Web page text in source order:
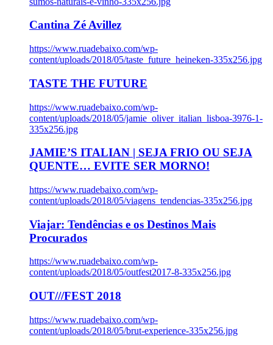
Cantina Zé Avillez
https://www.ruadebaixo.com/wp-
content/uploads/2018/05/taste_future_heineken-335x256.jpg
TASTE THE FUTURE
https://www.ruadebaixo.com/wp-
content/uploads/2018/05/jamie_oliver_italian_lisboa-3976-1-
335x256.jpg
JAMIE’S ITALIAN | SEJA FRIO OU SEJA
QUENTE… EVITE SER MORNO!
https://www.ruadebaixo.com/wp-
content/uploads/2018/05/viagens_tendencias-335x256.jpg
Viajar: Tendências e os Destinos Mais
Procurados
https://www.ruadebaixo.com/wp-
content/uploads/2018/05/outfest2017-8-335x256.jpg
OUT///FEST 2018
https://www.ruadebaixo.com/wp-
content/uploads/2018/05/brut-experience-335x256.jpg